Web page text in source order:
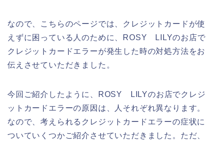
なので、こちらのページでは、クレジットカードが使
えずに困っている人のために、ROSY LILYのお店で
クレジットカードエラーが発生した時の対処方法をお
伝えさせていただきました。
今回ご紹介したように、ROSY LILYのお店でクレジ
ットカードエラーの原因は、人それぞれ異なります。
なので、考えられるクレジットカードエラーの症状に
ついていくつかご紹介させていただきました。ただ、